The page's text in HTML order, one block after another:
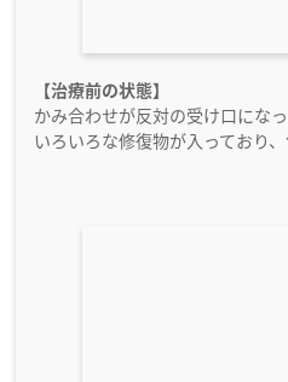
【治療前の状態】
かみ合わせが反対の受け口になっ
いろいろな修復物が入っており